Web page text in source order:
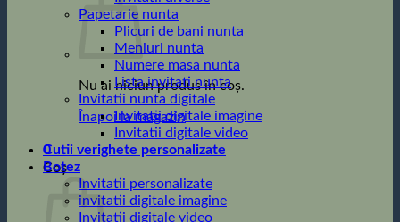
Nu ai niciun produs în coș.
Înapoi la magazin
0
Coș
Papetarie nunta
Plicuri de bani nunta
Meniuri nunta
Numere masa nunta
Lista invitati nunta
Invitatii nunta digitale
Invitatii digitale imagine
Invitatii digitale video
Cutii verighete personalizate
Botez
Invitatii personalizate
invitatii digitale imagine
Invitatii digitale video